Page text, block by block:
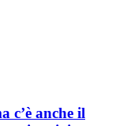
c’è anche il